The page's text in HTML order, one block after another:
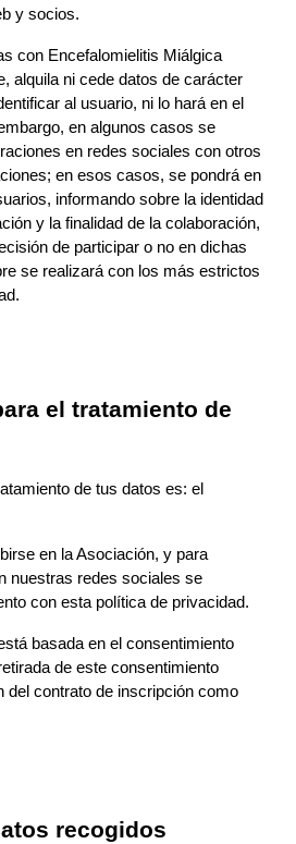
y socios.
con Encefalomielitis Miálgica
alquila ni cede datos de carácter
al usuario, ni lo hará en el
en algunos casos se
en redes sociales con otros
en esos casos, se pondrá en
informando sobre la identidad
de participar o no en dichas
se realizará con los más estrictos
el tratamiento de
de tus datos es: el
en la Asociación, y para
nuestras redes sociales se
con esta política de privacidad.
basada en el consentimiento
de este consentimiento
del contrato de inscripción como
recogidos